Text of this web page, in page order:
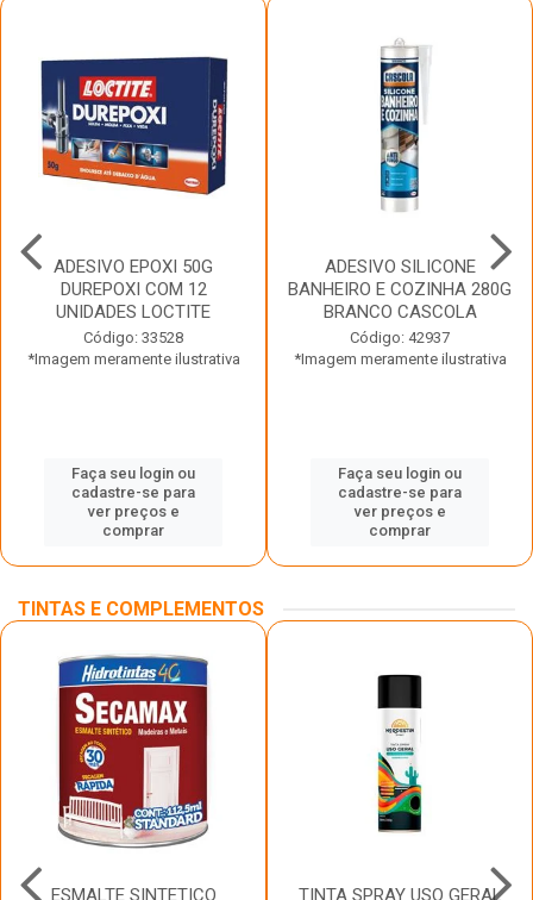
ADESIVO EPOXI 50G
DUREPOXI COM 12
UNIDADES LOCTITE
Código: 33528
*Imagem meramente ilustrativa
Faça seu login ou
cadastre-se para
ver preços e
comprar
ADESIVO SILICONE
BANHEIRO E COZINHA 280G
BRANCO CASCOLA
Código: 42937
*Imagem meramente ilustrativa
Faça seu login ou
cadastre-se para
ver preços e
comprar
TINTAS E COMPLEMENTOS
ESMALTE SINTETICO TINTA SPRAY USO GERAL